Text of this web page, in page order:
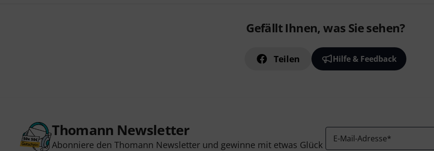
Gefällt Ihnen, was Sie sehen?
Teilen Hilfe & Feedback
Thomann Newsletter
Abonniere den Thomann Newsletter und gewinne mit etwas Glück
E-Mail-Adresse*